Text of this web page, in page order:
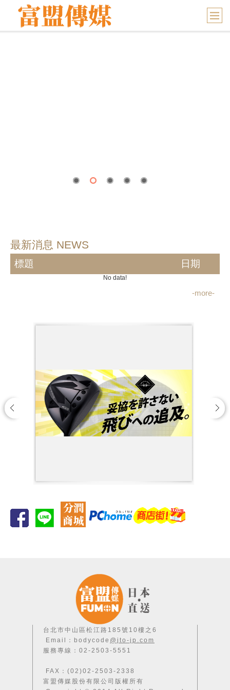
最新消息 NEWS
標題 日期
No data!
-more-
台北市中山區松江路185號10樓之6
Email：bodycode @jto-jp.com
服務專線：02-2503-5551
FAX：(02)02-2503-2338
富盟傳媒股份有限公司版權所有